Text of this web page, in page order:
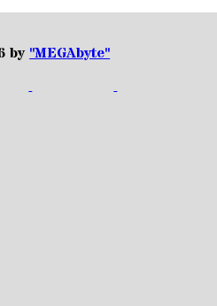
by "MEGAbyte"